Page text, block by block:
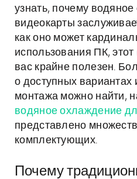
узнать, почему
видеокарты
как оно может
использования ПК,
вас крайне полезен.
о доступных вариантах
монтажа можно найти,
водяное охлаждение
представлено
комплектующих.
Почему